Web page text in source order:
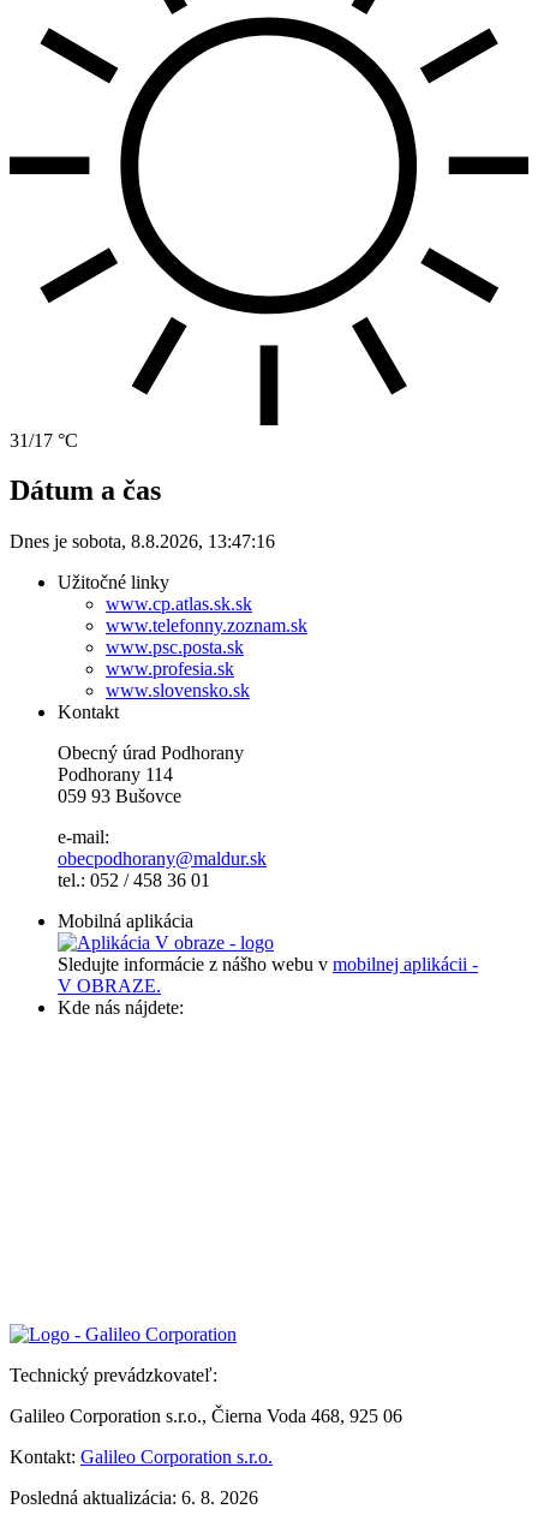
31/17 °C
Dátum a čas
Dnes je sobota, 8.8.2026, 13:47:16
Užitočné linky
www.cp.atlas.sk.sk
www.telefonny.zoznam.sk
www.psc.posta.sk
www.profesia.sk
www.slovensko.sk
Kontakt
Obecný úrad Podhorany
Podhorany 114
059 93 Bušovce
e-mail:
obecpodhorany@maldur.sk
tel.: 052 / 458 36 01
Mobilná aplikácia
Sledujte informácie z nášho webu v mobilnej aplikácii -
V OBRAZE.
Kde nás nájdete:
Technický prevádzkovateľ:
Galileo Corporation s.r.o., Čierna Voda 468, 925 06
Kontakt: Galileo Corporation s.r.o.
Posledná aktualizácia: 6. 8. 2026